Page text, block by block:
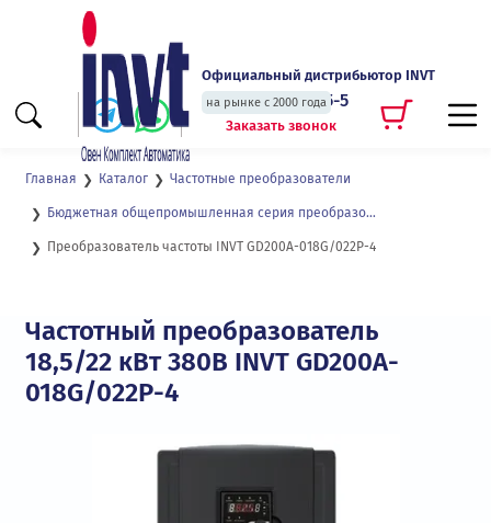
Официальный дистрибьютор INVT
на рынке с 2000 года
+7 (495) 135-135-5
Заказать звонок
Главная Каталог Частотные преобразователи
Бюджетная общепромышленная серия преобразователей частоты GD200А
Преобразователь частоты INVT GD200A-018G/022P-4
Частотный преобразователь
18,5/22 кВт 380В INVT GD200A-
018G/022P-4